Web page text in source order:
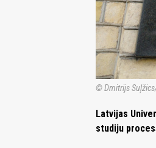
© Dmitrijs
Latvijas
studiju